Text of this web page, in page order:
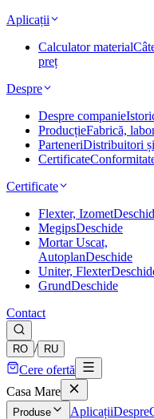
Aplicații
Calculator material
preț
Despre
Despre companie
ProducțieFabrică,
ParteneriDistribuitori
Certificate
Certificate
Flexter, Izomet
MegipsDeschide
Mortar Uscat,
AutoplanDeschide
Uniter, Flexter
GrundDeschide
Contact
RO / RU
Cere ofertă
Casa Mare
Produse AplicațiiDespre